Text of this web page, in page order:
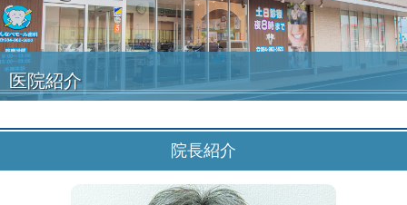
医院紹介
院長紹介